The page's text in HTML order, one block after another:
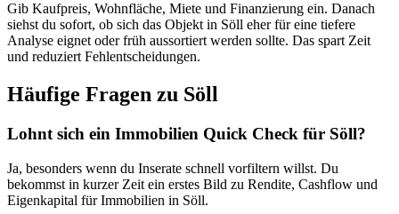
Gib Kaufpreis, Wohnfläche, Miete und Finanzierung ein. Danach
siehst du sofort, ob sich das Objekt in Söll eher für eine tiefere
Analyse eignet oder früh aussortiert werden sollte. Das spart Zeit
und reduziert Fehlentscheidungen.
Häufige Fragen zu Söll
Lohnt sich ein Immobilien Quick Check für Söll?
Ja, besonders wenn du Inserate schnell vorfiltern willst. Du
bekommst in kurzer Zeit ein erstes Bild zu Rendite, Cashflow und
Eigenkapital für Immobilien in Söll.